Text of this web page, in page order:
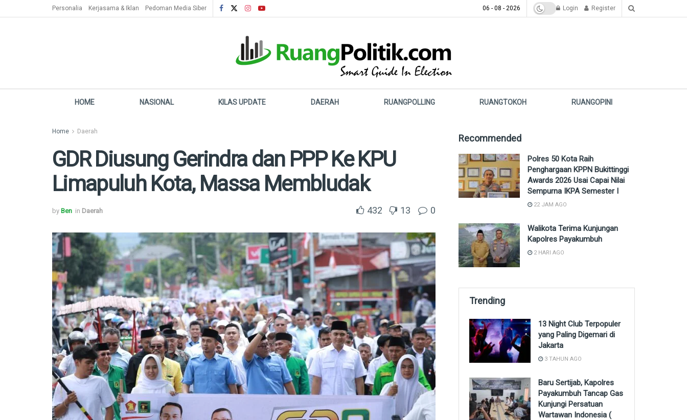
Personalia Kerjasama & Iklan Pedoman Media Siber 06 - 08 - 2026 Login Register
HOME NASIONAL KILAS UPDATE DAERAH RUANGPOLLING RUANGTOKOH RUANGOPINI
Home Daerah
GDR Diusung Gerindra dan PPP Ke KPU
Limapuluh Kota, Massa Membludak
by Ben in Daerah 432 13 0
Recommended
Polres 50 Kota Raih
Penghargaan KPPN Bukittinggi
Awards 2026 Usai Capai Nilai
Sempurna IKPA Semester I
22 JAM AGO
Walikota Terima Kunjungan
Kapolres Payakumbuh
2 HARI AGO
Trending
13 Night Club Terpopuler
yang Paling Digemari di
Jakarta
3 TAHUN AGO
Baru Sertijab, Kapolres
Payakumbuh Tancap Gas
Kunjungi Persatuan
Wartawan Indonesia (